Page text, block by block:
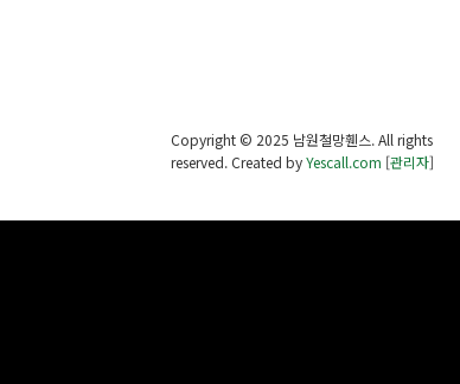
Copyright © 2025 남원철망휀스. All rights
reserved.Created byYescall.com [관리자]